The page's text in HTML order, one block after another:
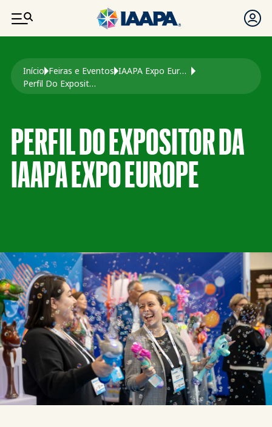
PASSAR PARA O CONTEÚDO PRINCIPAL
Navegação estrutural
Início Feiras e Eventos
IAAPA Expo Europa
Perfil Do Expositor Na Expo Europe
PERFIL DO EXPOSITOR DA
IAAPA EXPO EUROPE